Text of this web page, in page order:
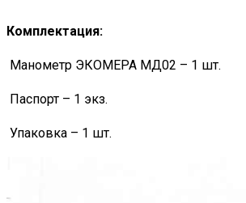
Комплектация:
Манометр ЭКОМЕРА МД02 – 1 шт.
Паспорт – 1 экз.
Упаковка – 1 шт.